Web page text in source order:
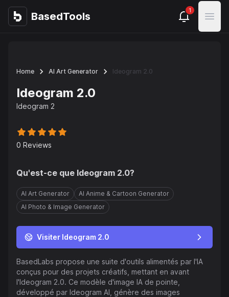
BasedTools
BasedTools 1
Open
Home AI Art Generator Ideogram 2.0
Ideogram 2.0
Ideogram 2
0 Reviews
Qu'est-ce que Ideogram 2.0?
AI Art Generator
AI Anime & Cartoon Generator
AI Photo & Image Generator
Visiter Ideogram 2.0
BasedLabs propose une suite d'outils alimentés par l'IA
conçus pour des projets créatifs, mettant en avant
l'Ideogram 2.0. Ce modèle d'image IA de pointe,
développé par Ideogram AI, génère des images